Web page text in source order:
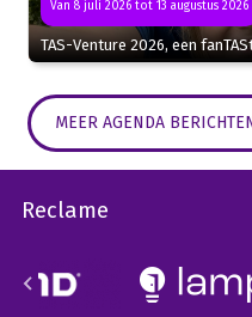
Van 8 juli 2026 tot 13 augustus 2026
TAS-Venture 2026, een
MEER AGENDA
Reclame